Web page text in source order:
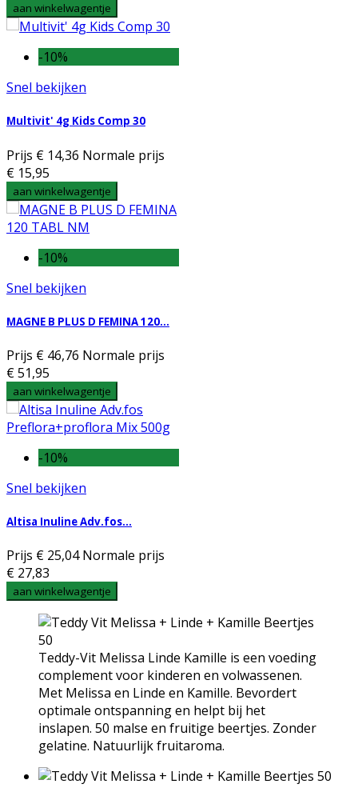
aan winkelwagentje
-10%
Snel bekijken
Multivit' 4g Kids Comp 30
Prijs € 14,36 Normale prijs
€ 15,95
aan winkelwagentje
-10%
Snel bekijken
MAGNE B PLUS D FEMINA 120...
Prijs € 46,76 Normale prijs
€ 51,95
aan winkelwagentje
-10%
Snel bekijken
Altisa Inuline Adv.fos...
Prijs € 25,04 Normale prijs
€ 27,83
aan winkelwagentje
Teddy-Vit Melissa Linde Kamille is een voeding
complement voor kinderen en volwassenen.
Met Melissa en Linde en Kamille. Bevordert
optimale ontspanning en helpt bij het
inslapen. 50 malse en fruitige beertjes. Zonder
gelatine. Natuurlijk fruitaroma.